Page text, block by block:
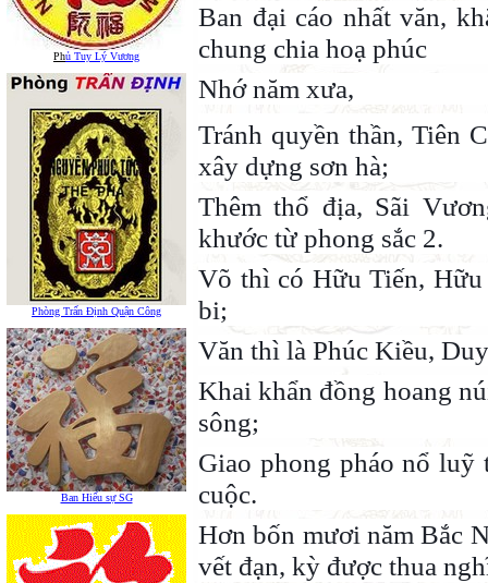
Phủ Tuy Lý Vương
Phòng Trấn Định Quận Công
Ban Hiếu sự SG
Ban đại cáo nhất văn,
chung chia hoạ phúc
Nhớ năm xưa,
Tránh quyền thần, Tiên
xây dựng sơn hà;
Thêm thổ địa, Sãi
khước từ phong sắc 2.
Võ thì có Hữu Tiến,
bi;
Văn thì là Phúc Kiều,
Khai khẩn đồng hoang
sông;
Giao phong pháo nổ luỹ
cuộc.
Hơn bốn mươi năm Bắc
vết đạn, kỳ được thua